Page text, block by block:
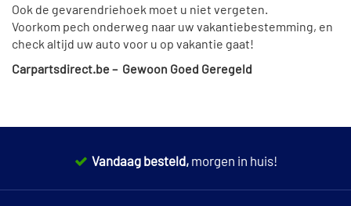
Ook de gevarendriehoek moet u niet vergeten.
Voorkom pech onderweg naar uw vakantiebestemming, en
check altijd uw auto voor u op vakantie gaat!
Carpartsdirect.be – Gewoon Goed Geregeld
Vandaag besteld, morgen in huis!